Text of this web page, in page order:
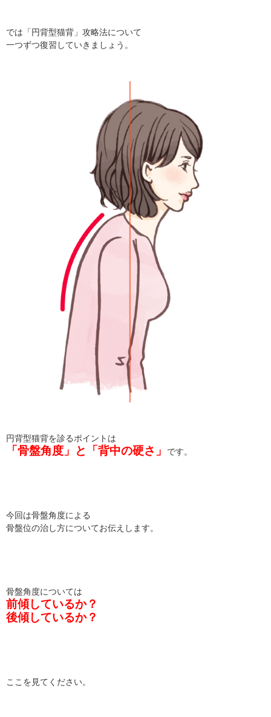
では「円背型猫背」攻略法について
一つずつ復習していきましょう。
円背型猫背を診るポイントは
「骨盤角度」と「背中の硬さ」 です。
今回は骨盤角度による
骨盤位の治し方についてお伝えします。
骨盤角度については
前傾しているか？
後傾しているか？
ここを見てください。